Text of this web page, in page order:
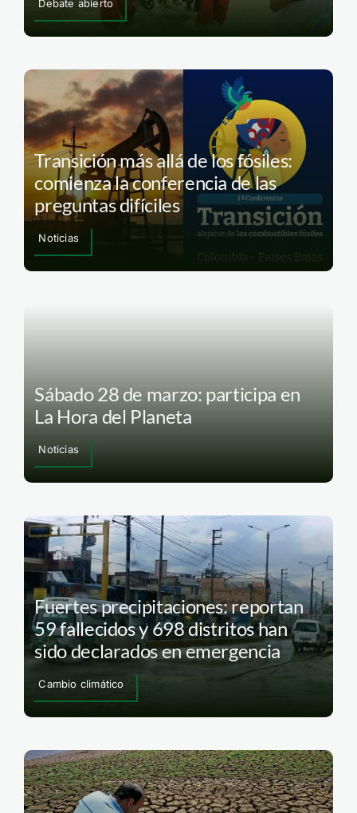
Debate abierto
Transición más allá de los fósiles:
comienza la conferencia de las
preguntas difíciles
Noticias
Sábado 28 de marzo: participa en
La Hora del Planeta
Noticias
Fuertes precipitaciones: reportan
59 fallecidos y 698 distritos han
sido declarados en emergencia
Cambio climático